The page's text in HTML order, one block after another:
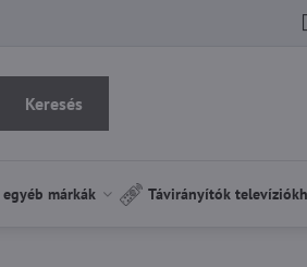
Keresés
egyéb márkák Távirányítók